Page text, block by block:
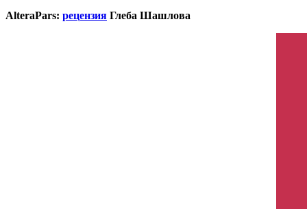
AlteraPars: рецензия Глеба Шашлова